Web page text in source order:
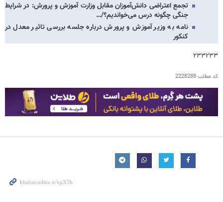
تجمع اعتراضی دانش‌آموزان مقابل وزارت آموزش و پرورش: در شرایط
جنگی چگونه درس می‌خواندیم؟/…
نامه به وزیر آموزش و پرورش درباره جلسه بررسی تاثیر معدل در
کنکور
۲۳۳۲۳۳
کد مطلب2228288